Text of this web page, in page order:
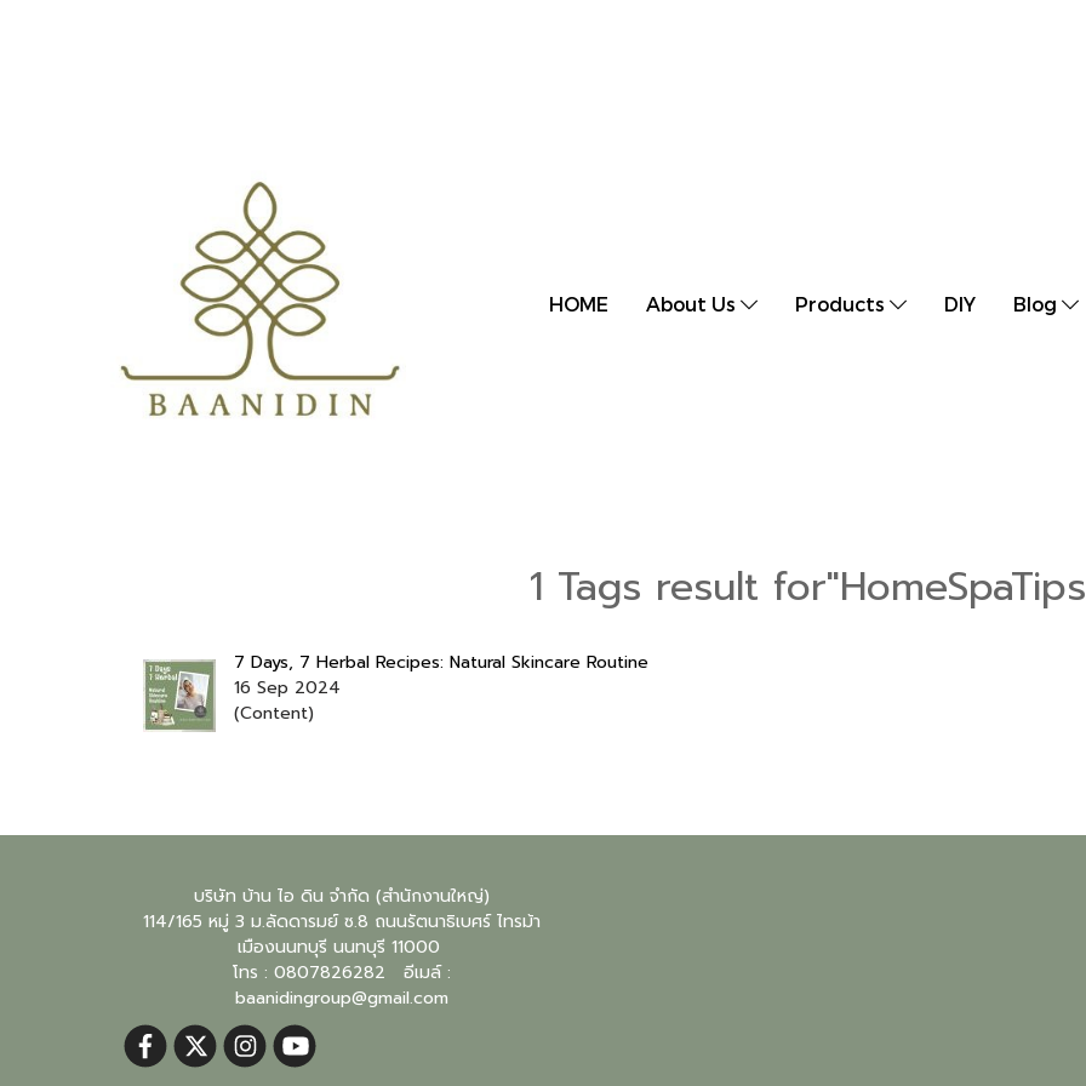
HOME About Us Products DIY Blog
1 Tags result
7 Days, 7 Herbal Recipes: Natural Skincare Routine
16 Sep 2024
(Content)
บริษัท บ้าน ไอ ดิน จำกัด (สำนักงานใหญ่)
114/165 หมู่ 3 ม.ลัดดารมย์ ซ.8 ถนนรัตนาธิเบศร์ ไทรม้า
เมืองนนทบุรี นนทบุรี 11000
โทร : 0807826282 อีเมล์ :
baanidingroup@gmail.com